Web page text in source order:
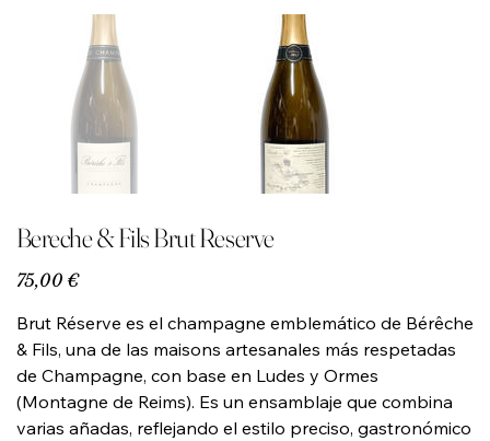
Bereche & Fils Brut Reserve
Precio
75,00 €
Brut Réserve es el champagne emblemático de Bérêche
& Fils, una de las maisons artesanales más respetadas
de Champagne, con base en Ludes y Ormes
(Montagne de Reims). Es un ensamblaje que combina
varias añadas, reflejando el estilo preciso, gastronómico